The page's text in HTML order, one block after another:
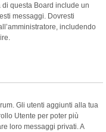
questa Board include un
messaggi. Dovresti
includendo
Gli utenti aggiunti alla tua
Utente per poter più
loro messaggi privati. A